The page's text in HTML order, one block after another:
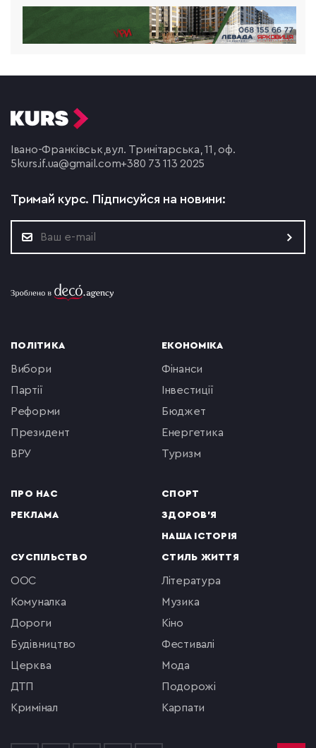
Івано-Франківськ,вул. Тринітарська, 11, оф.
5 kurs.if.ua@gmail.com+380 73 113 2025
Тримай курс. Підписуйся на новини:
ПОЛІТИКА
вибори
партії
реформи
президент
ВРУ
ПРО НАС
РЕКЛАМА
ЕКОНОМІКА
фінанси
інвестиції
бюджет
енергетика
туризм
СПОРТ
ЗДОРОВ'Я
НАША ІСТОРІЯ
СУСПІЛЬСТВО
ООС
комуналка
Дороги
будівництво
церква
ДТП
кримінал
СТИЛЬ ЖИТТЯ
література
музика
кіно
фестивалі
мода
подорожі
Карпати